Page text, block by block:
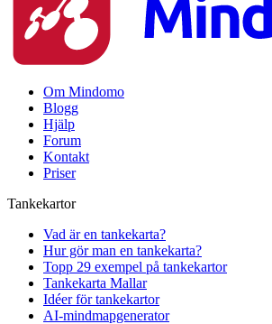
Om Mindomo
Blogg
Hjälp
Forum
Kontakt
Priser
Tankekartor
Vad är en tankekarta?
Hur gör man en tankekarta?
Topp 29 exempel på tankekartor
Tankekarta Mallar
Idéer för tankekartor
AI-mindmapgenerator